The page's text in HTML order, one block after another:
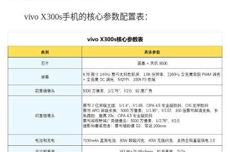
vivo X300s手机的核心参数配置表：